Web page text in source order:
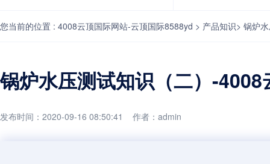
您当前的位置 : 4008云顶国际网站-云顶国际8588yd > 产品知识> 锅炉
锅炉水压测试知识（二）-4008
发布时间：2020-09-16 08:50:41 作者：admin